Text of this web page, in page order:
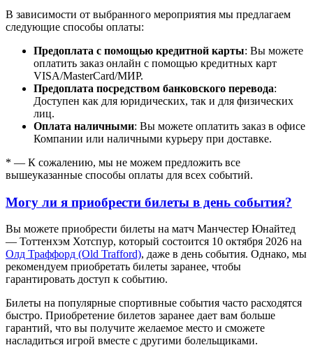
В зависимости от выбранного мероприятия мы предлагаем
следующие способы оплаты:
Предоплата с помощью кредитной карты: Вы можете
оплатить заказ онлайн с помощью кредитных карт
VISA/MasterСard/МИР.
Предоплата посредством банковского перевода:
Доступен как для юридических, так и для физических
лиц.
Оплата наличными: Вы можете оплатить заказ в офисе
Компании или наличными курьеру при доставке.
* — К сожалению, мы не можем предложить все
вышеуказанные способы оплаты для всех событий.
Могу ли я приобрести билеты в день события?
Вы можете приобрести билеты на матч Манчестер Юнайтед
— Тоттенхэм Хотспур, который состоится 10 октября 2026 на
Олд Траффорд (Old Trafford), даже в день события. Однако, мы
рекомендуем приобретать билеты заранее, чтобы
гарантировать доступ к событию.
Билеты на популярные спортивные события часто расходятся
быстро. Приобретение билетов заранее дает вам больше
гарантий, что вы получите желаемое место и сможете
насладиться игрой вместе с другими болельщиками.